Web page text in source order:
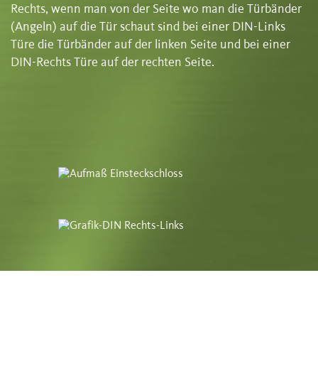
Rechts, wenn man von der Seite wo man die Türbänder
(Angeln) auf die Tür schaut sind bei einer DIN-Links
Türe die Türbänder auf der linken Seite und bei einer
DIN-Rechts Türe auf der rechten Seite.